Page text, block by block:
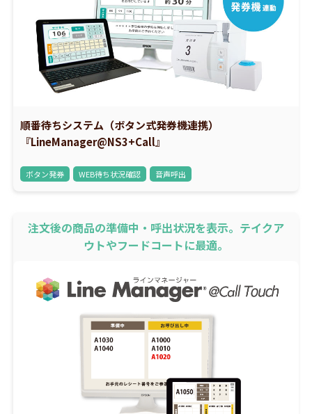
順番待ちシステム（ボタン式発券機連携）
『LineManager@NS3+Call』
ボタン発券 WEB待ち状況確認 音声呼出
注文後の商品の準備中・呼出状況を表示。テイクア
ウトやフードコートに最適。